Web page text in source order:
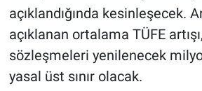
açıklandığında kesinleşecek.
açıklanan ortalama TÜFE
sözleşmeleri yenilenecek
yasal üst sınır olacak.